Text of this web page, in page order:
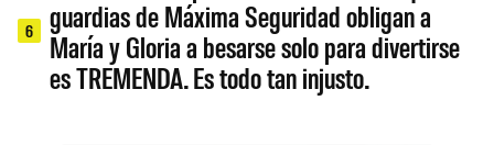
6
guardias de Máxima Seguridad obligan a
María y Gloria a besarse solo para divertirse
es TREMENDA. Es todo tan injusto.